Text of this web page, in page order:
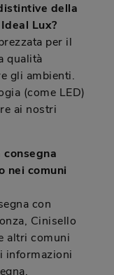
della
Lux?
per il
qualità
gli ambienti.
(come LED)
ai nostri
nei comuni
con
Cinisello
altri comuni
informazioni